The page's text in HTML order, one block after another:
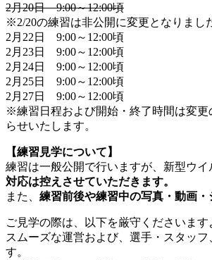
2月20日 9:00～12:00頃
※2/20の練習は非公開に変更となりまし
2月22日 9:00～12:00頃
2月23日 9:00～12:00頃
2月24日 9:00～12:00頃
2月25日 9:00～12:00頃
2月27日 9:00～12:00頃
※練習日程および開始・終了時間は変更
らせいたします。
【練習見学について】
練習は一般公開で行いますが、新型ウ
対応は控えさせていただきます。
また、 練習前後や練習中の写真・動画
ご見学の際は、以下を厳守くださいます
スムーズな運営および、選手・スタッ
す。